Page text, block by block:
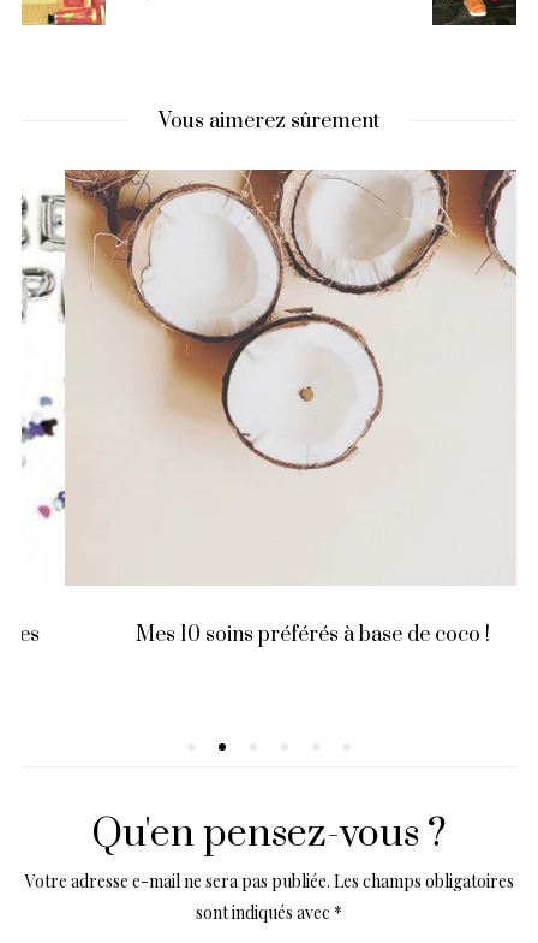
Vous aimerez sûrement
Mes 10 soins préférés à base de coco !
Qu'en pensez-vous ?
Votre adresse e-mail ne sera pas publiée. Les champs obligatoires
sont indiqués avec *